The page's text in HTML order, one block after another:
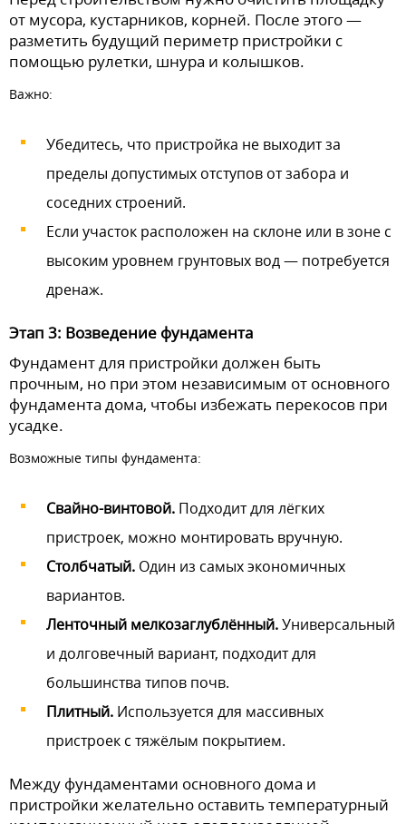
от мусора, кустарников, корней. После этого —
разметить будущий периметр пристройки с
помощью рулетки, шнура и колышков.
Важно:
Убедитесь, что пристройка не выходит за
пределы допустимых отступов от забора и
соседних строений.
Если участок расположен на склоне или в зоне с
высоким уровнем грунтовых вод — потребуется
дренаж.
Этап 3: Возведение фундамента
Фундамент для пристройки должен быть
прочным, но при этом независимым от основного
фундамента дома, чтобы избежать перекосов при
усадке.
Возможные типы фундамента:
Свайно-винтовой. Подходит для лёгких
пристроек, можно монтировать вручную.
Столбчатый. Один из самых экономичных
вариантов.
Ленточный мелкозаглублённый.Универсальный
и долговечный вариант, подходит для
большинства типов почв.
Плитный. Используется для массивных
пристроек с тяжёлым покрытием.
Между фундаментами основного дома и
пристройки желательно оставить температурный